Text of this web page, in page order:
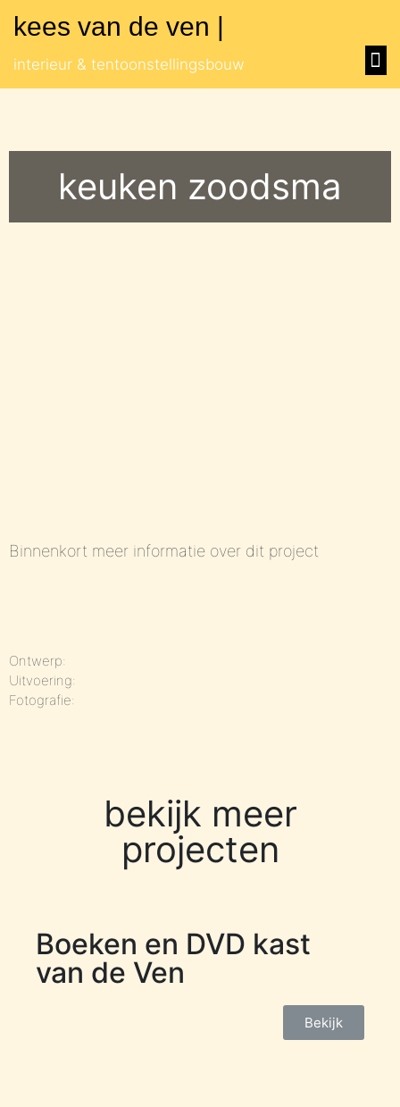
kees van de ven |
interieur & tentoonstellingsbouw
keuken zoodsma
Binnenkort meer informatie over dit project
Ontwerp:
Uitvoering:
Fotografie:
bekijk meer
projecten
Boeken en DVD kast
van de Ven
Bekijk